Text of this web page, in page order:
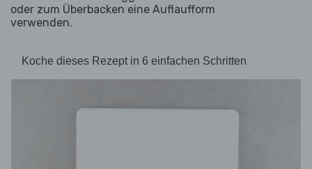
oder zum Überbacken eine Auflaufform
verwenden.
Koche dieses Rezept in 6 einfachen Schritten